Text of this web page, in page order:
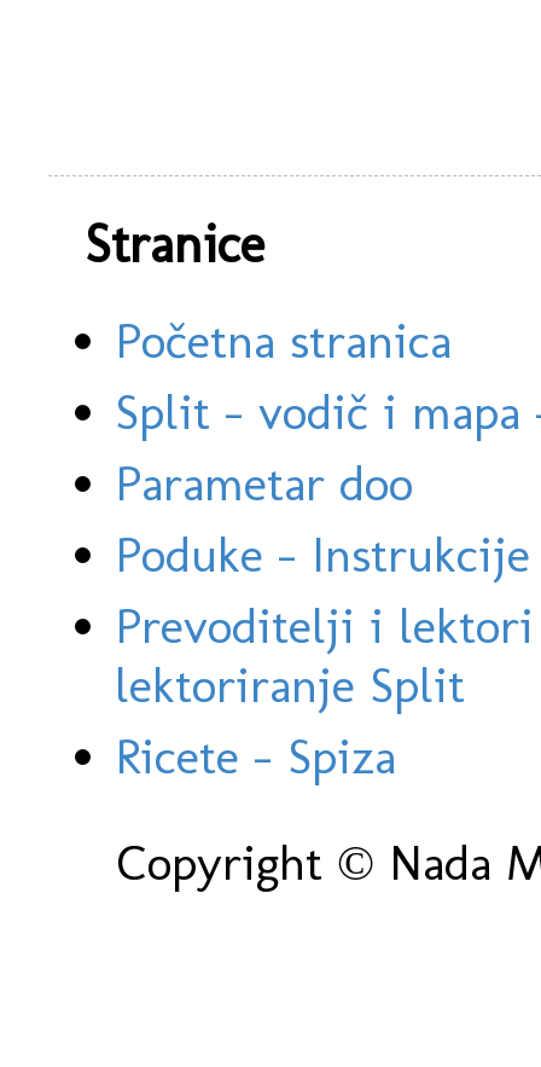
Stranice
Početna stranica
Split - vodič i
Parametar doo
Poduke -
Prevoditelji i
lektoriranje Split
Ricete - Spiza
Copyright © Nada